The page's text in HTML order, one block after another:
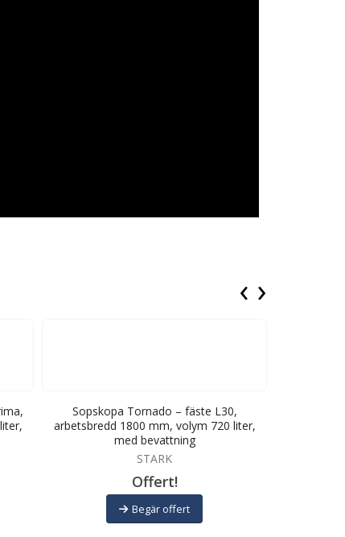
Sopskopa Tornado – fäste L30,
arbetsbredd 1800 mm, volym 720 liter,
med bevattning
STARK
Offert!
Begär offert
‹ ›